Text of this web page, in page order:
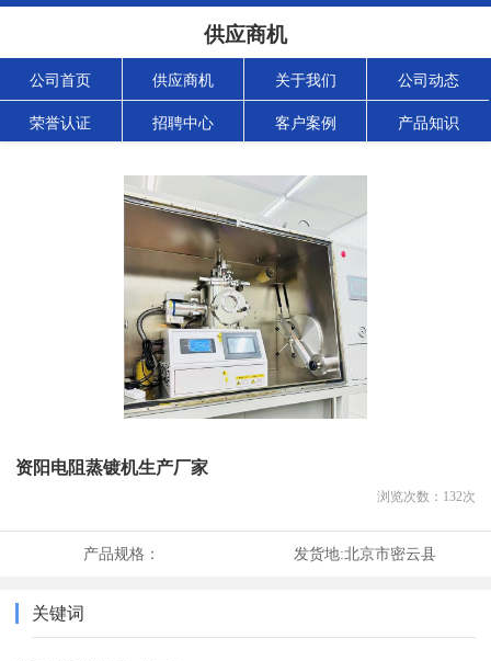
供应商机
公司首页 供应商机 关于我们 公司动态
荣誉认证 招聘中心 客户案例 产品知识
资阳电阻蒸镀机生产厂家
浏览次数： 132次
产品规格： 发货地:北京市密云县
关键词